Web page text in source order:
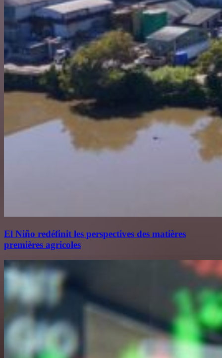
El Niño redéfinit les perspectives des matières
premières agricoles